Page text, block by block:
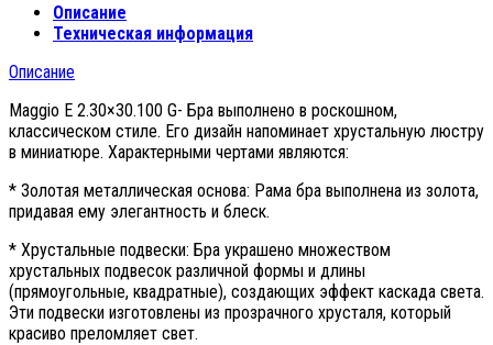
Описание
Техническая информация
Описание
Maggio E 2.30×30.100 G- Бра выполнено в роскошном,
классическом стиле. Его дизайн напоминает хрустальную люстру
в миниатюре. Характерными чертами являются:
* Золотая металлическая основа: Рама бра выполнена из золота,
придавая ему элегантность и блеск.
* Хрустальные подвески: Бра украшено множеством
хрустальных подвесок различной формы и длины
(прямоугольные, квадратные), создающих эффект каскада света.
Эти подвески изготовлены из прозрачного хрусталя, который
красиво преломляет свет.